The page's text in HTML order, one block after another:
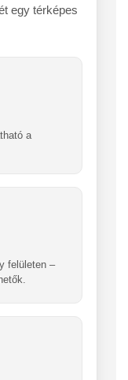
egy térképes
a
felületen –